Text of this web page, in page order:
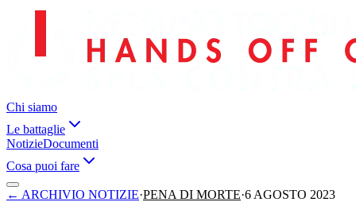
Chi siamo
Le battaglie
NotizieDocumenti
Cosa puoi fare
← ARCHIVIO NOTIZIE·PENA DI MORTE·6 AGOSTO 2023